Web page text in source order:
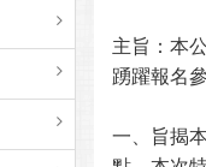
主旨：本
踴躍報名
一、旨揭